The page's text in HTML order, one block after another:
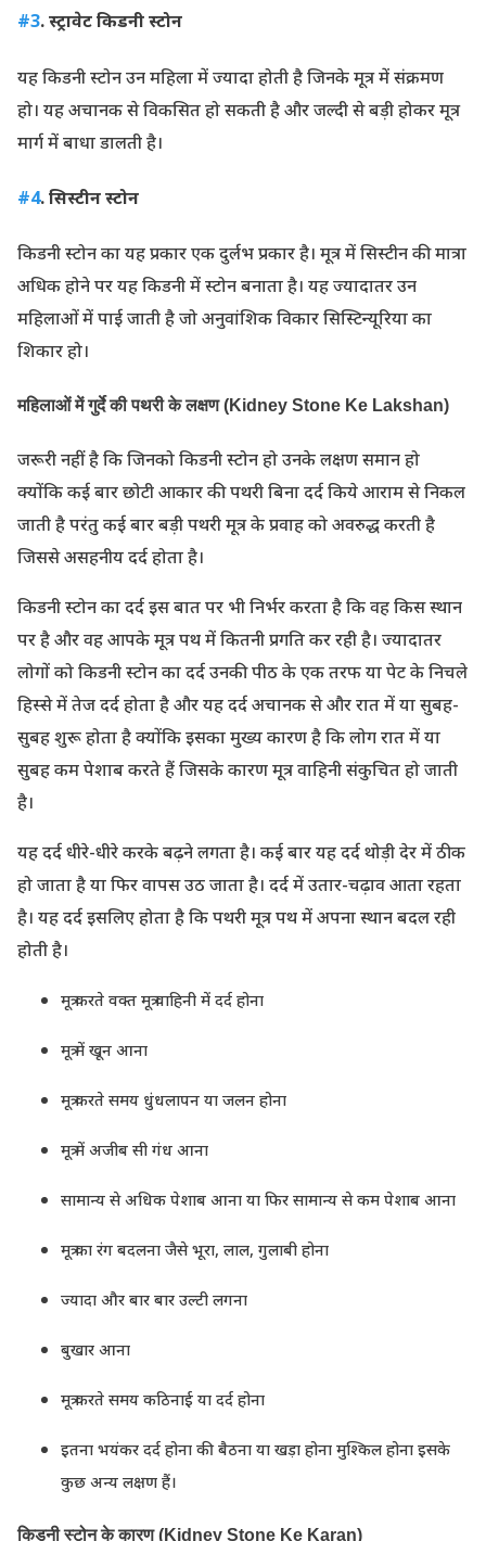
#3. स्ट्रावेट किडनी स्टोन
यह किडनी स्टोन उन महिला में ज्यादा होती है जिनके मूत्र में संक्रमण
हो। यह अचानक से विकसित हो सकती है और जल्दी से बड़ी होकर मूत्र
मार्ग में बाधा डालती है।
#4. सिस्टीन स्टोन
किडनी स्टोन का यह प्रकार एक दुर्लभ प्रकार है। मूत्र में सिस्टीन की मात्रा
अधिक होने पर यह किडनी में स्टोन बनाता है। यह ज्यादातर उन
महिलाओं में पाई जाती है जो अनुवांशिक विकार सिस्टिन्यूरिया का
शिकार हो।
महिलाओं में गुर्दे की पथरी के लक्षण (Kidney Stone Ke Lakshan)
जरूरी नहीं है कि जिनको किडनी स्टोन हो उनके लक्षण समान हो
क्योंकि कई बार छोटी आकार की पथरी बिना दर्द किये आराम से निकल
जाती है परंतु कई बार बड़ी पथरी मूत्र के प्रवाह को अवरुद्ध करती है
जिससे असहनीय दर्द होता है।
किडनी स्टोन का दर्द इस बात पर भी निर्भर करता है कि वह किस स्थान
पर है और वह आपके मूत्र पथ में कितनी प्रगति कर रही है। ज्यादातर
लोगों को किडनी स्टोन का दर्द उनकी पीठ के एक तरफ या पेट के निचले
हिस्से में तेज दर्द होता है और यह दर्द अचानक से और रात में या सुबह-
सुबह शुरू होता है क्योंकि इसका मुख्य कारण है कि लोग रात में या
सुबह कम पेशाब करते हैं जिसके कारण मूत्र वाहिनी संकुचित हो जाती
है।
यह दर्द धीरे-धीरे करके बढ़ने लगता है। कई बार यह दर्द थोड़ी देर में ठीक
हो जाता है या फिर वापस उठ जाता है। दर्द में उतार-चढ़ाव आता रहता
है। यह दर्द इसलिए होता है कि पथरी मूत्र पथ में अपना स्थान बदल रही
होती है।
मूत्र करते वक्त मूत्र वाहिनी में दर्द होना
मूत्र में खून आना
मूत्र करते समय धुंधलापन या जलन होना
मूत्र में अजीब सी गंध आना
सामान्य से अधिक पेशाब आना या फिर सामान्य से कम पेशाब आना
मूत्र का रंग बदलना जैसे भूरा, लाल, गुलाबी होना
ज्यादा और बार बार उल्टी लगना
बुखार आना
मूत्र करते समय कठिनाई या दर्द होना
इतना भयंकर दर्द होना की बैठना या खड़ा होना मुश्किल होना इसके
कुछ अन्य लक्षण हैं।
किडनी स्टोन के कारण (Kidney Stone Ke Karan)